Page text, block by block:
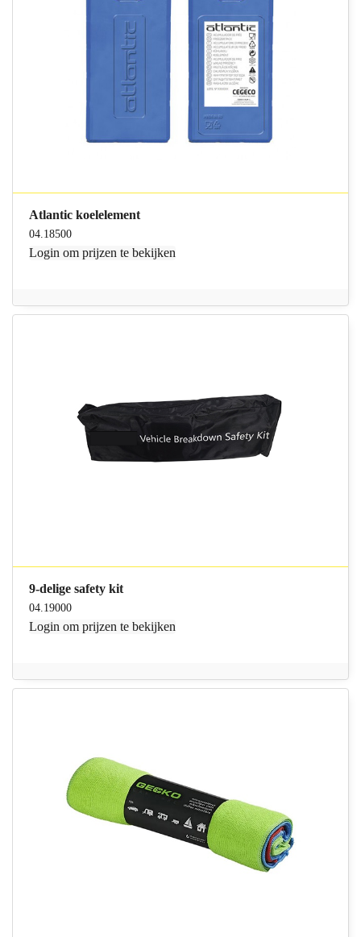
Atlantic koelelement
04.18500
Login om prijzen te bekijken
9-delige safety kit
04.19000
Login om prijzen te bekijken